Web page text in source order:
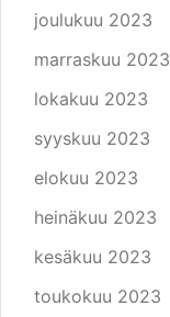
joulukuu 2023
marraskuu 2023
lokakuu 2023
syyskuu 2023
elokuu 2023
heinäkuu 2023
kesäkuu 2023
toukokuu 2023